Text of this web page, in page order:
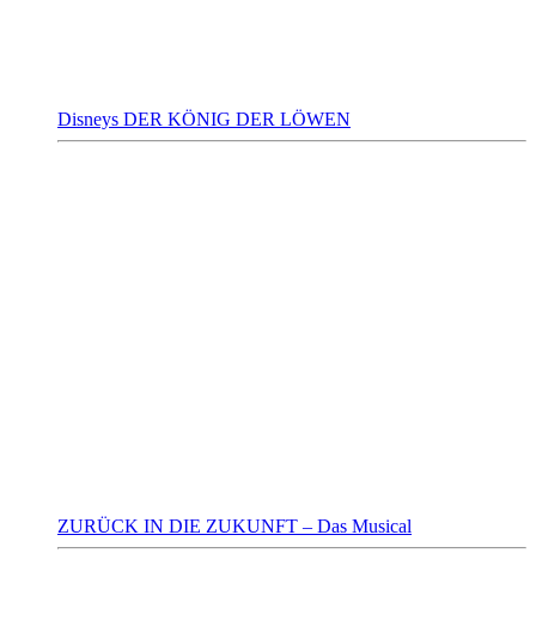
Disneys DER KÖNIG DER LÖWEN
ZURÜCK IN DIE ZUKUNFT – Das Musical